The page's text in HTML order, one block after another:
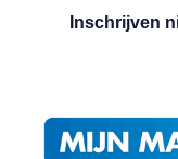
Inschrijven